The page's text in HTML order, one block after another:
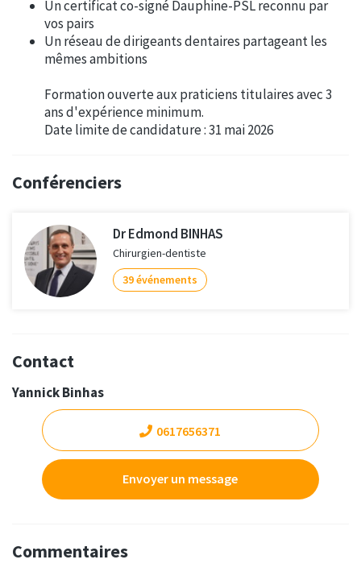
Un certificat co-signé Dauphine-PSL reconnu par
vos pairs
Un réseau de dirigeants dentaires partageant les
mêmes ambitions
Formation ouverte aux praticiens titulaires avec 3
ans d'expérience minimum.
Date limite de candidature : 31 mai 2026
Conférenciers
Dr Edmond BINHAS
Chirurgien-dentiste
39 événements
Contact
Yannick Binhas
0617656371
Envoyer un message
Commentaires